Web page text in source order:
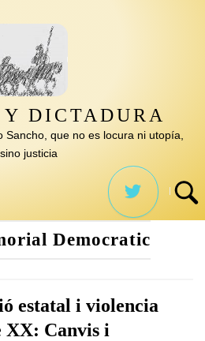
DICTADURA
Sancho, que no es locura ni utopía,
sino justicia
Democratic
estatal i violencia
XX: Canvis i